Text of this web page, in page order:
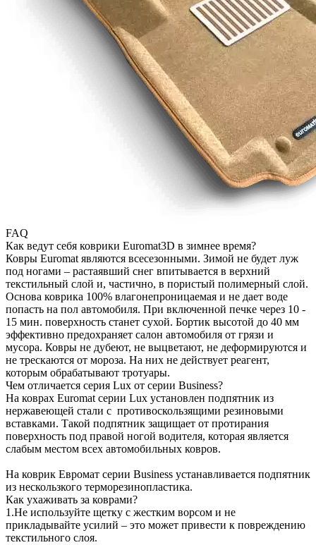
FAQ
Как ведут себя коврики Euromat3D в зимнее время?
Ковры Euromat являются всесезонными. Зимой не будет луж
под ногами – растаявший снег впитывается в верхний
текстильный слой и, частично, в пористый полимерный слой.
Основа коврика 100% влагонепроницаемая и не дает воде
попасть на пол автомобиля. При включенной печке через 10 -
15 мин. поверхность станет сухой. Бортик высотой до 40 мм
эффективно предохраняет салон автомобиля от грязи и
мусора. Ковры не дубеют, не выцветают, не деформируются и
не трескаются от мороза. На них не действует реагент,
которым обрабатывают тротуары.
Чем отличается серия Lux от серии Business?
На коврах Euromat серии Lux установлен подпятник из
нержавеющей стали с противоскользящими резиновыми
вставками. Такой подпятник защищает от протирания
поверхность под правой ногой водителя, которая является
слабым местом всех автомобильных ковров.
На коврик Евромат серии Business устанавливается подпятник
из нескользкого терморезинопластика.
Как ухаживать за коврами?
1.Не используйте щетку с жестким ворсом и не
прикладывайте усилий – это может привести к повреждению
текстильного слоя.